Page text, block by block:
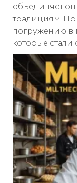
объединяет
традициям.
погружению в
которые стали